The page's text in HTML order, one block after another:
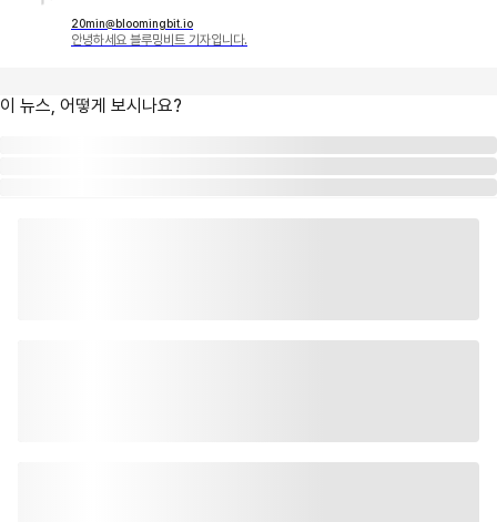
20min@bloomingbit.io
안녕하세요 블루밍비트 기자입니다.
이 뉴스, 어떻게 보시나요?